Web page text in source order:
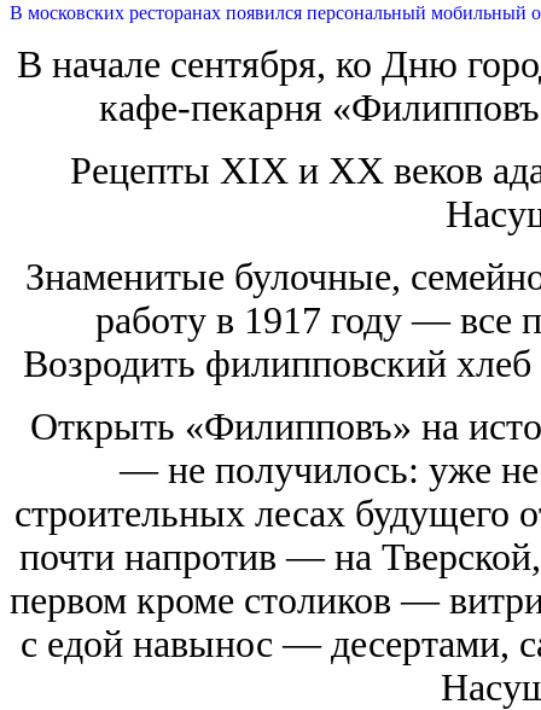
В московских ресторанах появился персональный мобильный
В начале сентября, ко Дню
кафе-пекарня
Рецепты ХIХ и ХХ веков
Знаменитые булочные,
работу в 1917 году — все
Возродить филипповский
Открыть «Филипповъ» на
— не получилось: уже
строительных лесах
почти напротив — на
первом кроме столиков —
с едой навынос — десертами,